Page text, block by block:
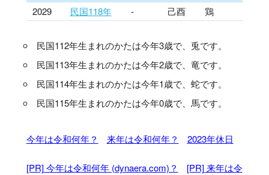
2029
民国118年 - 己酉 鶏
民国112年生まれのかたは今年3歳で、兎です。
民国113年生まれのかたは今年2歳で、竜です。
民国114年生まれのかたは今年1歳で、蛇です。
民国115年生まれのかたは今年0歳で、馬です。
今年は令和何年？ 来年は令和何年？ 2023年休日
[PR] 今年は令和何年 (dynaera.com)？ [PR] 来年は令